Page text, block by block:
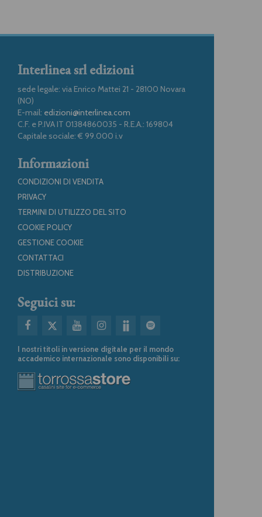
Interlinea srl edizioni
sede legale: via Enrico Mattei 21 - 28100 Novara
(NO)
E-mail: edizioni@interlinea.com
C.F. e P.IVA IT 01384860035 - R.E.A.: 169804
Capitale sociale: € 99.000 i.v
Informazioni
CONDIZIONI DI VENDITA
PRIVACY
TERMINI DI UTILIZZO DEL SITO
COOKIE POLICY
GESTIONE COOKIE
CONTATTACI
DISTRIBUZIONE
Seguici su:
I nostri titoli in versione digitale per il mondo
accademico internazionale sono disponibili su: